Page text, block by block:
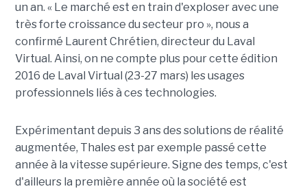
un an. « Le marché est en train d'exploser avec une
très forte croissance du secteur pro », nous a
confirmé Laurent Chrétien, directeur du Laval
Virtual. Ainsi, on ne compte plus pour cette édition
2016 de Laval Virtual (23-27 mars) les usages
professionnels liés à ces technologies.
Expérimentant depuis 3 ans des solutions de réalité
augmentée, Thales est par exemple passé cette
année à la vitesse supérieure. Signe des temps, c'est
d'ailleurs la première année où la société est